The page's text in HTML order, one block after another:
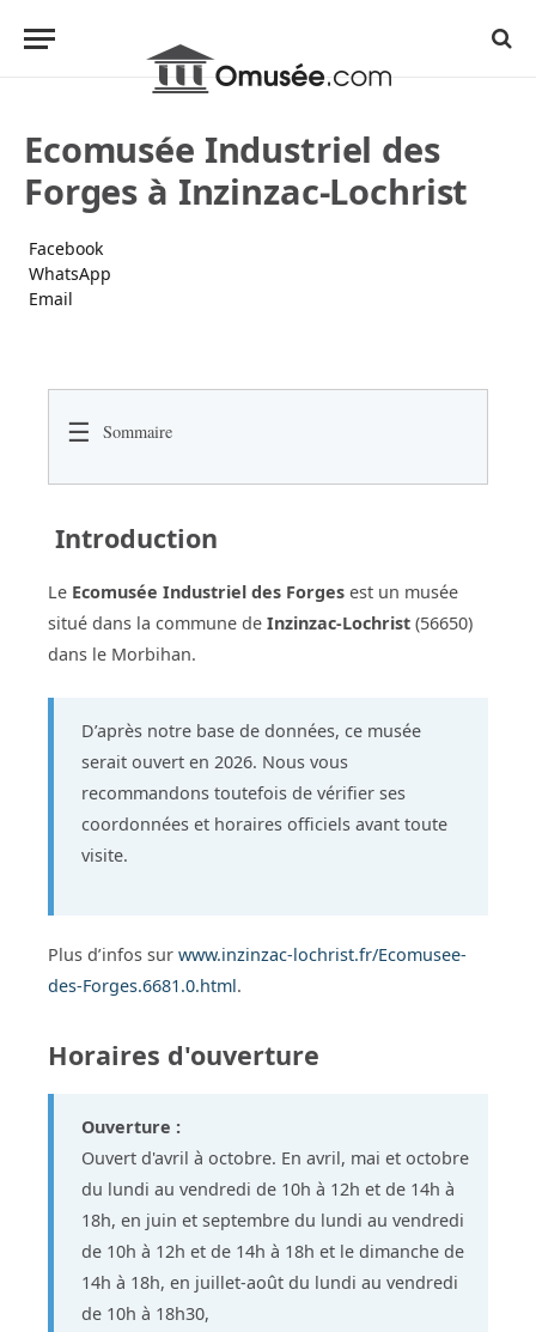
Ecomusée Industriel des
Forges à Inzinzac-Lochrist
Facebook
WhatsApp
Email
☰ Sommaire
Introduction
Le Ecomusée Industriel des Forges est un musée
situé dans la commune de Inzinzac-Lochrist (56650)
dans le Morbihan.
D’après notre base de données, ce musée
serait ouvert en 2026. Nous vous
recommandons toutefois de vérifier ses
coordonnées et horaires officiels avant toute
visite.
Plus d’infos sur www.inzinzac-lochrist.fr/Ecomusee-
des-Forges.6681.0.html.
Horaires d'ouverture
Ouverture :
Ouvert d'avril à octobre. En avril, mai et octobre
du lundi au vendredi de 10h à 12h et de 14h à
18h, en juin et septembre du lundi au vendredi
de 10h à 12h et de 14h à 18h et le dimanche de
14h à 18h, en juillet-août du lundi au vendredi
de 10h à 18h30,